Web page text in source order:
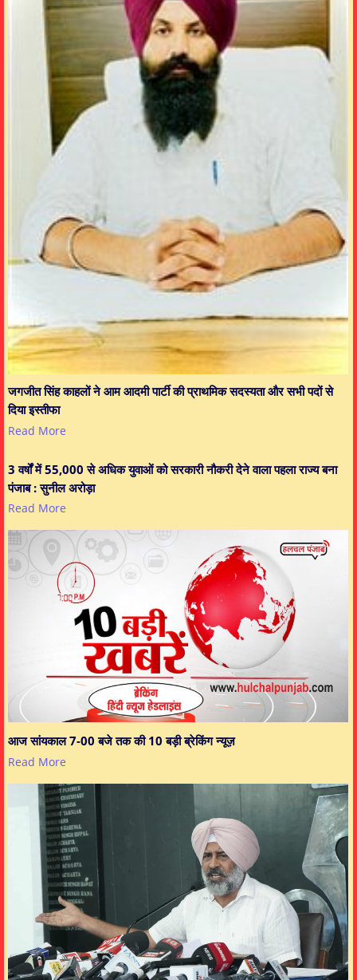
जगजीत सिंह काहलों ने आम आदमी पार्टी की प्राथमिक सदस्यता और सभी पदों से
दिया इस्तीफा
Read More
3 वर्षों में 55,000 से अधिक युवाओं को सरकारी नौकरी देने वाला पहला राज्य बना
पंजाब : सुनील अरोड़ा
Read More
आज सांयकाल 7-00 बजे तक की 10 बड़ी ब्रेकिंग न्यूज़
Read More